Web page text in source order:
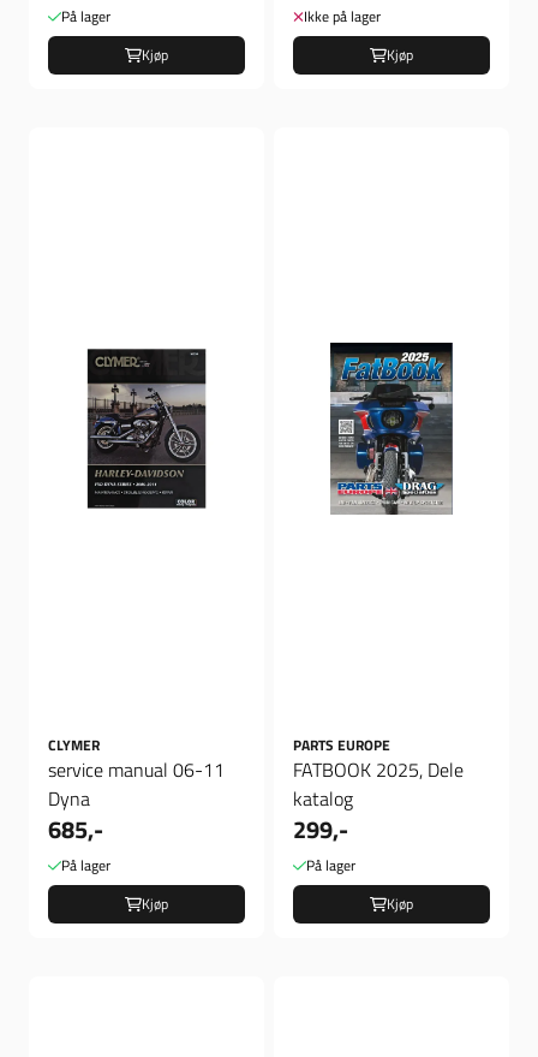
På lager
Kjøp
Ikke på lager
Kjøp
CLYMER
service manual 06-11
Dyna
685,-
På lager
Kjøp
PARTS EUROPE
FATBOOK 2025, Dele
katalog
299,-
På lager
Kjøp